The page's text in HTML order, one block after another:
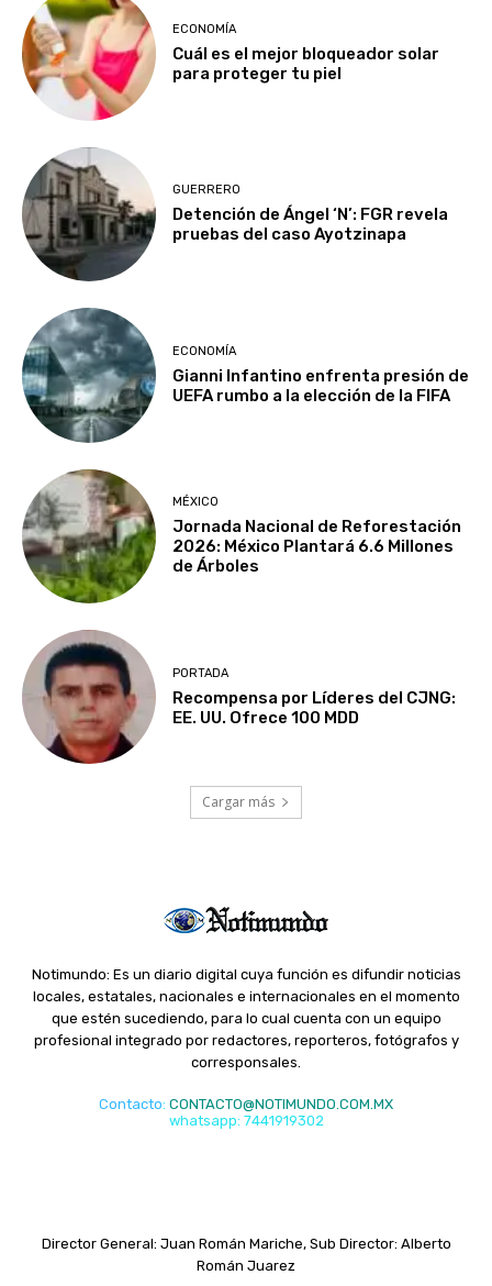
ECONOMÍA
Cuál es el mejor bloqueador solar
para proteger tu piel
GUERRERO
Detención de Ángel ‘N’: FGR revela
pruebas del caso Ayotzinapa
ECONOMÍA
Gianni Infantino enfrenta presión de
UEFA rumbo a la elección de la FIFA
MÉXICO
Jornada Nacional de Reforestación
2026: México Plantará 6.6 Millones
de Árboles
PORTADA
Recompensa por Líderes del CJNG:
EE. UU. Ofrece 100 MDD
Cargar más
Notimundo: Es un diario digital cuya función es difundir noticias
locales, estatales, nacionales e internacionales en el momento
que estén sucediendo, para lo cual cuenta con un equipo
profesional integrado por redactores, reporteros, fotógrafos y
corresponsales.
Contacto: CONTACTO@NOTIMUNDO.COM.MX
whatsapp: 7441919302
Director General: Juan Román Mariche, Sub Director: Alberto
Román Juarez